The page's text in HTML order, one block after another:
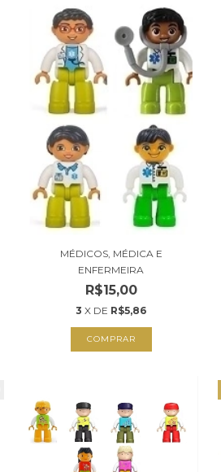
MÉDICOS, MÉDICA E
ENFERMEIRA
R$15,00
3 X DE R$5,86
COMPRAR